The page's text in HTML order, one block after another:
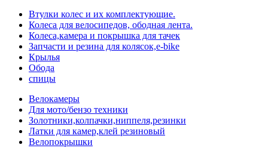
Втулки колес и их комплектующие.
Колеса для велосипедов, ободная лента.
Колеса,камера и покрышка для тачек
Запчасти и резина для колясок,e-bike
Крылья
Обода
спицы
Велокамеры
Для мото/бензо техники
Золотники,колпачки,ниппеля,резинки
Латки для камер,клей резиновый
Велопокрышки